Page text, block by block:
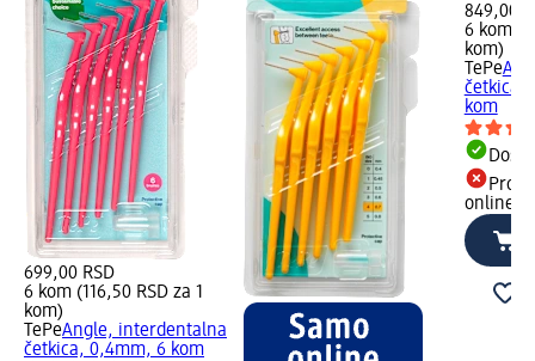
699,00 RSD
6 kom (116,50 RSD za 1
kom)
TePeAngle, interdentalna
četkica, 0,4mm, 6 kom
849,00
6 kom
kom)
TePe
četkica,
kom
online